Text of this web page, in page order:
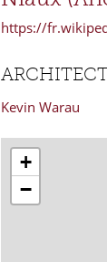
https://
Kevin Warau
+
−